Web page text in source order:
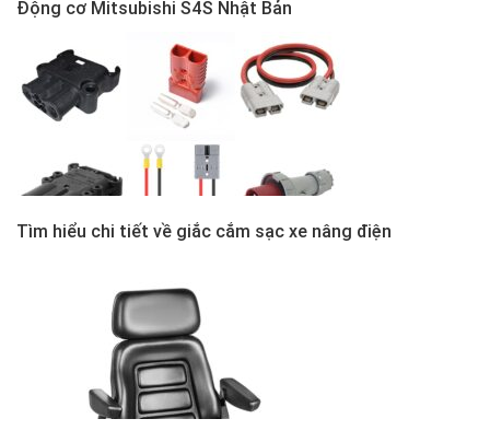
Động cơ Mitsubishi S4S Nhật Bản
Tìm hiểu chi tiết về giắc cắm sạc xe nâng điện